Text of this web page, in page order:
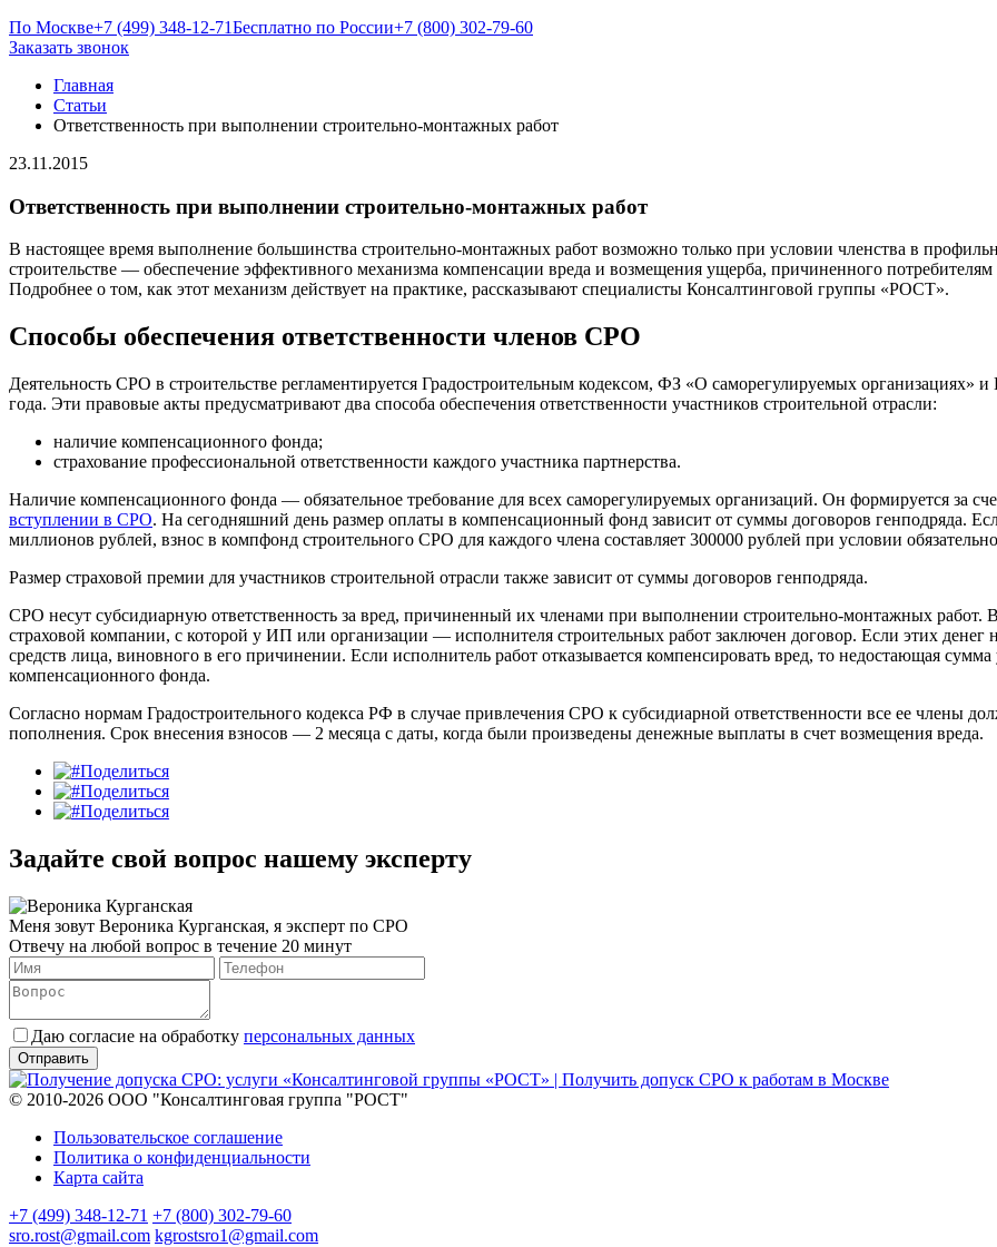
По Москве+7 (499) 348-12-71Бесплатно по России+7 (800) 302-79-60
Заказать звонок
Главная
Статьи
Ответственность при выполнении строительно-монтажных работ
23.11.2015
Ответственность при выполнении строительно-монтажных работ
В настоящее время выполнение большинства строительно-монтажных работ возможно только при условии членства в
строительстве — обеспечение эффективного механизма компенсации вреда и возмещения ущерба, причиненного
Подробнее о том, как этот механизм действует на практике, рассказывают специалисты Консалтинговой группы «РОСТ».
Способы обеспечения ответственности членов СРО
Деятельность СРО в строительстве регламентируется Градостроительным кодексом, ФЗ «О саморегулируемых
года. Эти правовые акты предусматривают два способа обеспечения ответственности участников строительной отрасли:
наличие компенсационного фонда;
страхование профессиональной ответственности каждого участника партнерства.
Наличие компенсационного фонда — обязательное требование для всех саморегулируемых организаций. Он формируется за
вступлении в СРО. На сегодняшний день размер оплаты в компенсационный фонд зависит от суммы договоров генподряда.
миллионов рублей, взнос в компфонд строительного СРО для каждого члена составляет 300000 рублей при условии
Размер страховой премии для участников строительной отрасли также зависит от суммы договоров генподряда.
СРО несут субсидиарную ответственность за вред, причиненный их членами при выполнении строительно-монтажных работ. В
страховой компании, с которой у ИП или организации — исполнителя строительных работ заключен договор. Если этих денег
средств лица, виновного в его причинении. Если исполнитель работ отказывается компенсировать вред, то недостающая сумма
компенсационного фонда.
Согласно нормам Градостроительного кодекса РФ в случае привлечения СРО к субсидиарной ответственности все ее члены
пополнения. Срок внесения взносов — 2 месяца с даты, когда были произведены денежные выплаты в счет возмещения вреда.
Поделиться
Поделиться
Поделиться
Задайте свой вопрос нашему эксперту
Меня зовут Вероника Курганская, я эксперт по СРО
Отвечу на любой вопрос в течение 20 минут
Даю согласие на обработку персональных данных
© 2010-2026 ООО "Консалтинговая группа "РОСТ"
Пользовательское соглашение
Политика о конфиденциальности
Карта сайта
+7 (499) 348-12-71 +7 (800) 302-79-60
sro.rost@gmail.com kgrostsro1@gmail.com